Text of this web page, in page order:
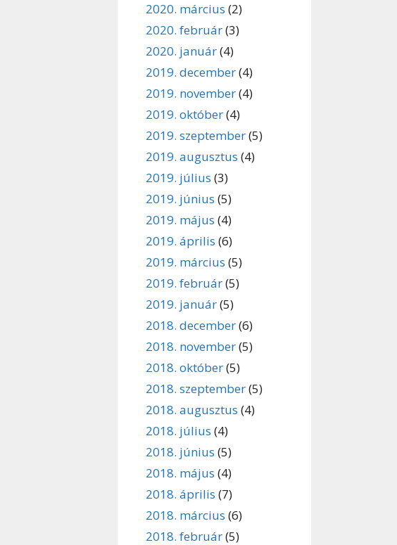
2020. március (2)
2020. február(3)
2020. január(4)
2019. december(4)
2019. november(4)
2019. október(4)
2019. szeptember(5)
2019. augusztus (4)
2019. július (3)
2019. június (5)
2019. május (4)
2019. április (6)
2019. március (5)
2019. február(5)
2019. január(5)
2018. december(6)
2018. november(5)
2018. október(5)
2018. szeptember(5)
2018. augusztus (4)
2018. július (4)
2018. június (5)
2018. május (4)
2018. április (7)
2018. március (6)
2018. február(5)